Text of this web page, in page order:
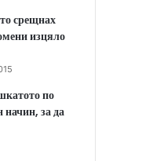
срещнах
изцяло
по
начин, за да